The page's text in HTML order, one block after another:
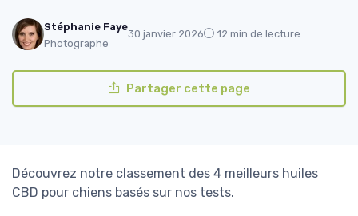
Stéphanie Faye
Photographe
30 janvier 2026 12 min de lecture
Partager cette page
Découvrez notre classement des 4 meilleurs huiles
CBD pour chiens basés sur nos tests.